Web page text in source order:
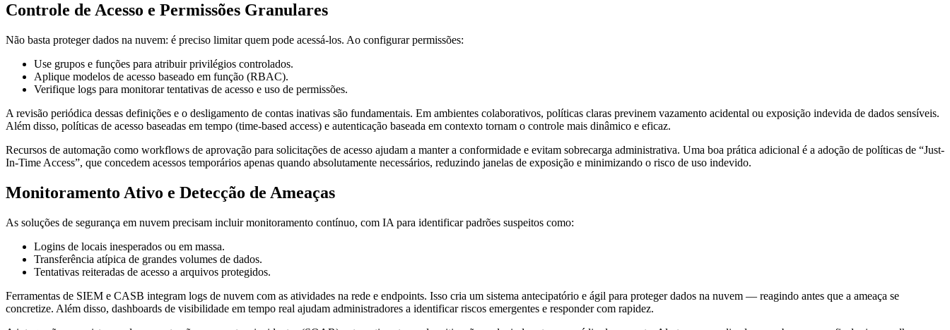
Controle de Acesso e Permissões Granulares
Não basta proteger dados na nuvem: é preciso limitar quem pode acessá-los. Ao configurar permissões:
Use grupos e funções para atribuir privilégios controlados.
Aplique modelos de acesso baseado em função (RBAC).
Verifique logs para monitorar tentativas de acesso e uso de permissões.
A revisão periódica dessas definições e o desligamento de contas inativas são fundamentais. Em ambientes colaborativos, políticas claras previnem vazamento acidental ou exposição indevida de dados sensíveis.
Além disso, políticas de acesso baseadas em tempo (time-based access) e autenticação baseada em contexto tornam o controle mais dinâmico e eficaz.
Recursos de automação como workflows de aprovação para solicitações de acesso ajudam a manter a conformidade e evitam sobrecarga administrativa. Uma boa prática adicional é a adoção de políticas de “Just-
In-Time Access”, que concedem acessos temporários apenas quando absolutamente necessários, reduzindo janelas de exposição e minimizando o risco de uso indevido.
Monitoramento Ativo e Detecção de Ameaças
As soluções de segurança em nuvem precisam incluir monitoramento contínuo, com IA para identificar padrões suspeitos como:
Logins de locais inesperados ou em massa.
Transferência atípica de grandes volumes de dados.
Tentativas reiteradas de acesso a arquivos protegidos.
Ferramentas de SIEM e CASB integram logs de nuvem com as atividades na rede e endpoints. Isso cria um sistema antecipatório e ágil para proteger dados na nuvem — reagindo antes que a ameaça se
concretize. Além disso, dashboards de visibilidade em tempo real ajudam administradores a identificar riscos emergentes e responder com rapidez.